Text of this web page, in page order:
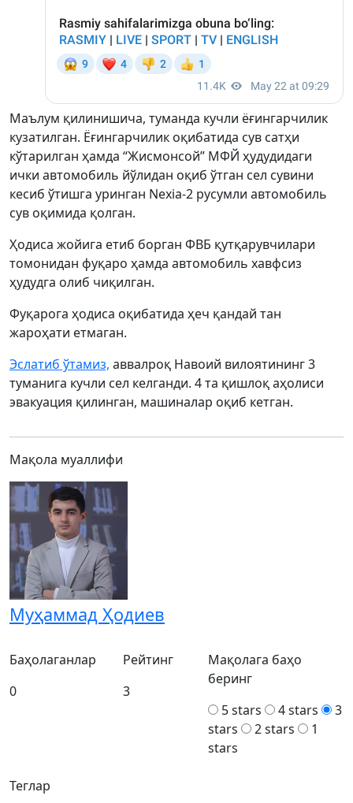
Маълум қилинишича, туманда кучли ёғингарчилик
кузатилган. Ёғингарчилик оқибатида сув сатҳи
кўтарилган ҳамда “Жисмонсой” МФЙ ҳудудидаги
ички автомобиль йўлидан оқиб ўтган сел сувини
кесиб ўтишга уринган Nexia-2 русумли автомобиль
сув оқимида қолган.
Ҳодиса жойига етиб борган ФВБ қутқарувчилари
томонидан фуқаро ҳамда автомобиль хавфсиз
ҳудудга олиб чиқилган.
Фуқарога ҳодиса оқибатида ҳеч қандай тан
жароҳати етмаган.
Эслатиб ўтамиз, аввалроқ Навоий вилоятининг 3
туманига кучли сел келганди. 4 та қишлоқ аҳолиси
эвакуация қилинган, машиналар оқиб кетган.
Мақола муаллифи
Муҳаммад Ҳодиев
Теглар
Баҳолаганлар
0
Рейтинг
3
Мақолага баҳо
беринг
5 stars
4 stars
3
stars
2 stars
1
stars